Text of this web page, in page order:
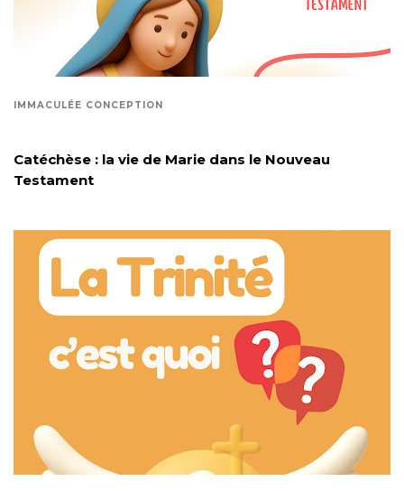
IMMACULÉE CONCEPTION
Catéchèse : la vie de Marie dans le Nouveau
Testament